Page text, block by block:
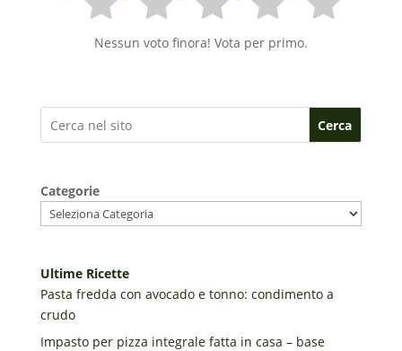
Nessun voto finora! Vota per primo.
Cerca
Categorie
Ultime Ricette
Pasta fredda con avocado e tonno: condimento a
crudo
Impasto per pizza integrale fatta in casa – base